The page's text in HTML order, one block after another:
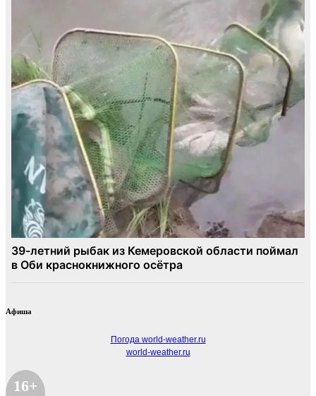
Афиша
Погода world-weather.ru
world-weather.ru
16+